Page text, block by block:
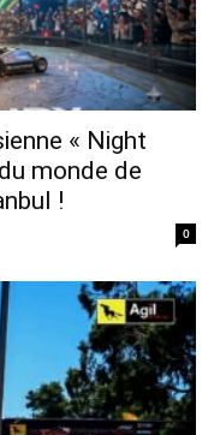
« Night
monde de
!
0